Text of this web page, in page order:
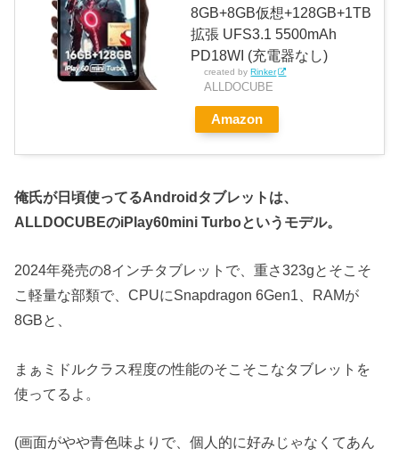
8GB+8GB仮想+128GB+1TB
拡張 UFS3.1 5500mAh
PD18WI (充電器なし)
created byRinker
ALLDOCUBE
Amazon
俺氏が日頃使ってるAndroidタブレットは、
ALLDOCUBEのiPlay60mini Turboというモデル。
2024年発売の8インチタブレットで、重さ323gとそこそ
こ軽量な部類で、CPUにSnapdragon 6Gen1、RAMが
8GBと、
まぁミドルクラス程度の性能のそこそこなタブレットを
使ってるよ。
(画面がやや青色味よりで、個人的に好みじゃなくてあん